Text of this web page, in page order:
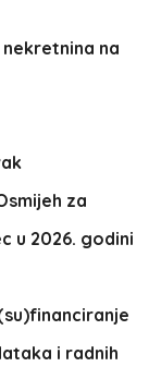
na
za
u 2026. godini
i radnih